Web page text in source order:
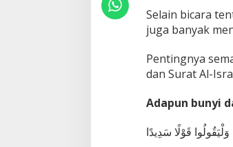
l
a
d
n
B
g
U
m
Selain bicara
juga banyak
Pentingnya
dan Surat Al-
Adapun bunyi
قَوْلًا سَدِيدًا